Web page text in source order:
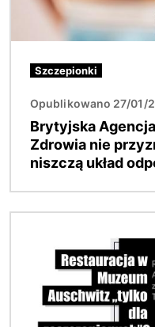
Szczepionki
Opublikowano 27/01/
Brytyjska
Zdrowia nie
niszczą układ